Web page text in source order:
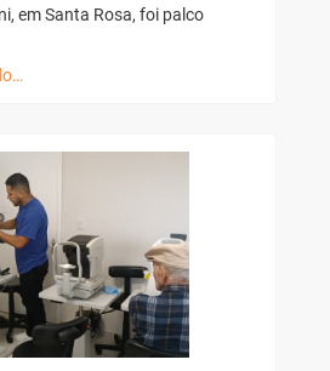
em Santa Rosa, foi palco